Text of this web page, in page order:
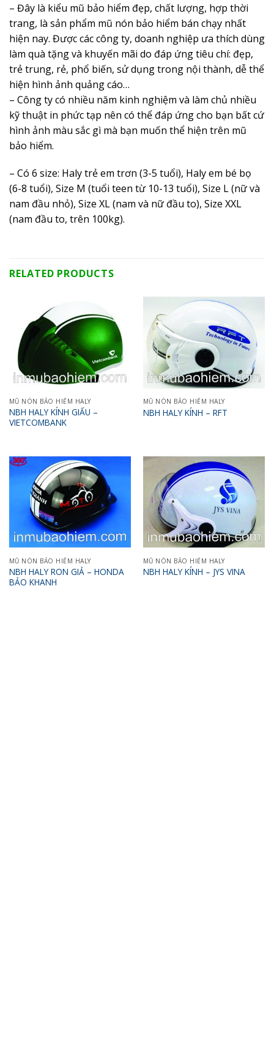
– Đây là kiểu mũ bảo hiểm đẹp, chất lượng, hợp thời
trang, là sản phẩm mũ nón bảo hiểm bán chạy nhất
hiện nay. Được các công ty, doanh nghiệp ưa thích dùng
làm quà tặng và khuyến mãi do đáp ứng tiêu chí: đẹp,
trẻ trung, rẻ, phổ biến, sử dụng trong nội thành, dễ thể
hiện hình ảnh quảng cáo…
– Công ty có nhiều năm kinh nghiệm và làm chủ nhiều
kỹ thuật in phức tạp nên có thể đáp ứng cho bạn bất cứ
hình ảnh màu sắc gì mà bạn muốn thể hiện trên mũ
bảo hiểm.
– Có 6 size: Haly trẻ em trơn (3-5 tuổi), Haly em bé bọ
(6-8 tuổi), Size M (tuổi teen từ 10-13 tuổi), Size L (nữ và
nam đầu nhỏ), Size XL (nam và nữ đầu to), Size XXL
(nam đầu to, trên 100kg).
RELATED PRODUCTS
MŨ NÓN BẢO HIỂM HALY
NBH HALY KÍNH GIẤU –
VIETCOMBANK
MŨ NÓN BẢO HIỂM HALY
NBH HALY KÍNH – RFT
MŨ NÓN BẢO HIỂM HALY
NBH HALY RON GIẢ – HONDA
BẢO KHANH
MŨ NÓN BẢO HIỂM HALY
NBH HALY KÍNH – JYS VINA